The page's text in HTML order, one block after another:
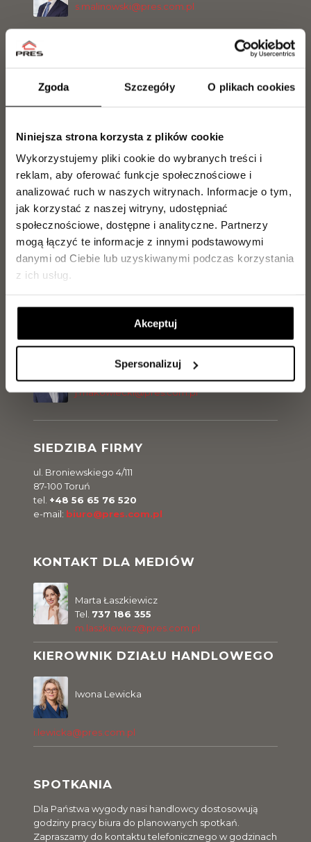
Zgoda Szczegóły O plikach cookies
Niniejsza strona korzysta z plików cookie
Wykorzystujemy pliki cookie do wybranych treści i
reklam, aby oferować funkcje społecznościowe i
analizować ruch w naszych witrynach. Informacje o tym,
jak korzystać z naszej witryny, udostępniać
społecznościowe, dostępne i analityczne. Partnerzy
mogą łączyć te informacje z innymi podstawowymi
danymi od Ciebie lub uzyskiwanymi podczas korzystania
z ich usług.
Akceptuj
Spersonalizuj
SIEDZIBA FIRMY
ul. Broniewskiego 4/111
87-100 Toruń
tel. +48 56 65 76 520
e-mail: biuro@pres.com.pl
KONTAKT DLA MEDIÓW
Marta Łaszkiewicz
Tel. 737 186 355
m.laszkiewicz@pres.com.pl
KIEROWNIK DZIAŁU HANDLOWEGO
Iwona Lewicka
i.lewicka@pres.com.pl
SPOTKANIA
Dla Państwa wygody nasi handlowcy dostosowują
godziny pracy biura do planowanych spotkań.
Zapraszamy do kontaktu telefonicznego w godzinach
s.malinowski@pres.com.pl
m.olszewska@pres.com.pl
Marcel Olszewski
m.olszewski@pres.com.pl
Jakub Kilanowski
Tel.729 142 897
j.kilanowski@pres.com.pl
Jarosław Makowiecki
Tel.889 889 056
j.makowiecki@pres.com.pl